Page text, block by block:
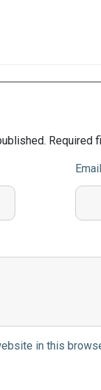
Required
Email
in this